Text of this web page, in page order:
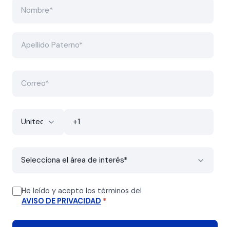
He leído y acepto los términos del
AVISO DE PRIVACIDAD *